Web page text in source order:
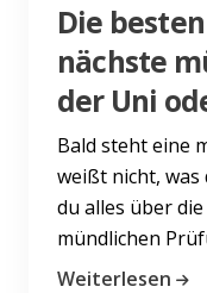
Die
nächste
der Uni
Bald steht eine
weißt nicht,
du alles über
mündlichen
Weiterlesen